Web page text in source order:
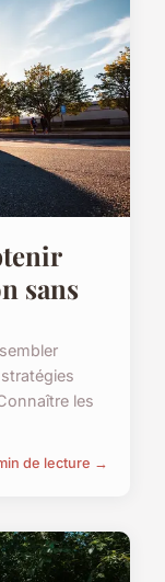
sans
les
de lecture →